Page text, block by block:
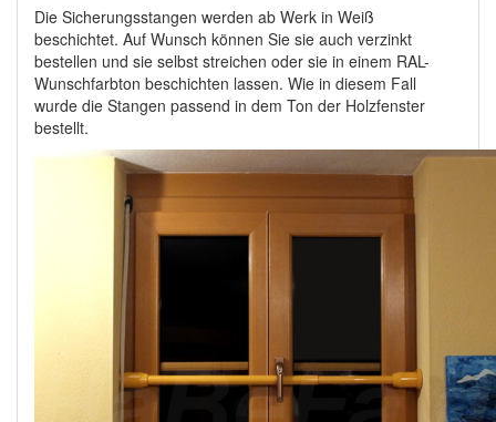
Die Sicherungsstangen werden ab Werk in Weiß
beschichtet. Auf Wunsch können Sie sie auch verzinkt
bestellen und sie selbst streichen oder sie in einem RAL-
Wunschfarbton beschichten lassen. Wie in diesem Fall
wurde die Stangen passend in dem Ton der Holzfenster
bestellt.